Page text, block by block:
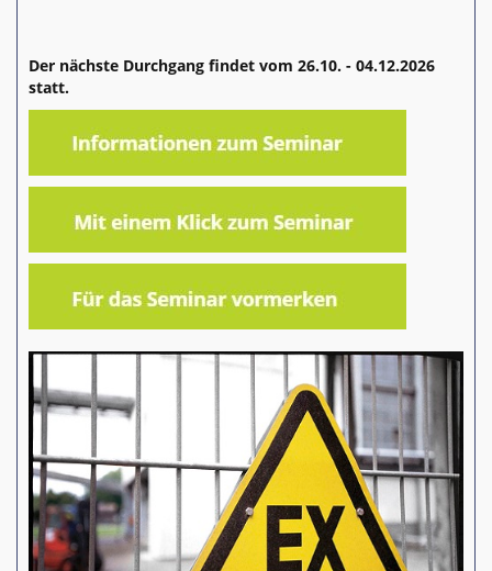
Der nächste Durchgang findet vom 26.10. - 04.12.2026
statt.